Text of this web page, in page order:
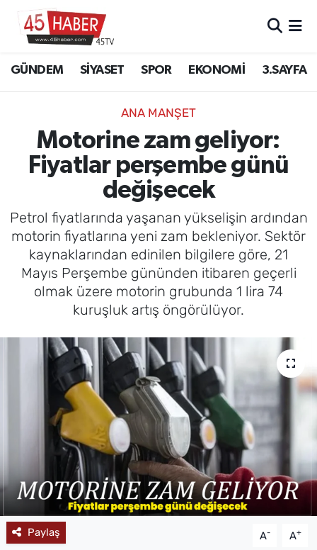
GÜNDEM SİYASET SPOR EKONOMİ 3.SAYFA
ANA MANŞET
Motorine zam geliyor:
Fiyatlar perşembe günü
değişecek
Petrol fiyatlarında yaşanan yükselişin ardından
motorin fiyatlarına yeni zam bekleniyor. Sektör
kaynaklarından edinilen bilgilere göre, 21
Mayıs Perşembe gününden itibaren geçerli
olmak üzere motorin grubunda 1 lira 74
kuruşluk artış öngörülüyor.
Paylaş A- A+
SİYASET
EKONOMİ
EĞİTİM
SAĞLIK
YAŞAM
MAGAZİN
Manisa Hava Durumu
Manisa Namaz Vakitleri
Manisa Trafik Yoğunluk Haritası
Süper Lig Puan Durumu ve Fikstür
Tüm Manşetler
Son Dakika Haberleri
Haber Arşivi